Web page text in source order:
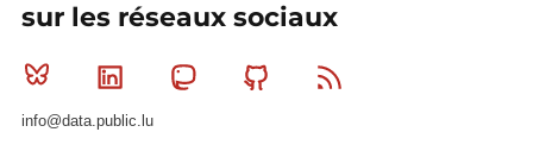
sur les réseaux sociaux
Bluesky Linkedin MastodonGithub
info@data.public.lu